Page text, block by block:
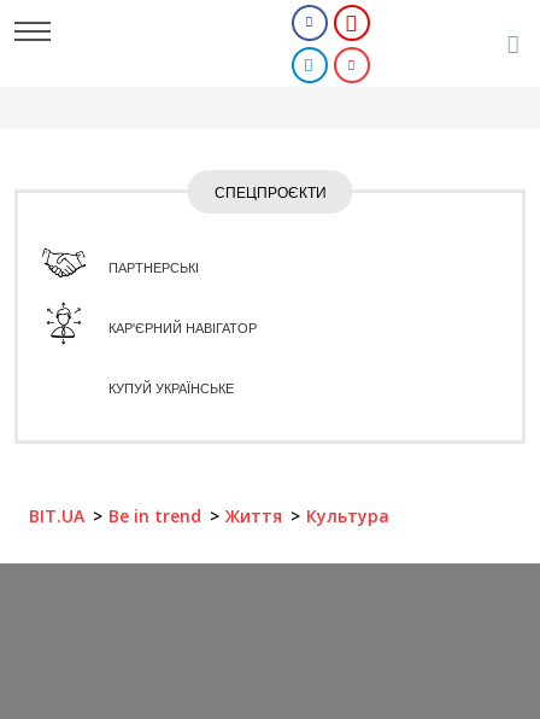
СПЕЦПРОЄКТИ
ПАРТНЕРСЬКІ
КАР'ЄРНИЙ НАВІГАТОР
КУПУЙ УКРАЇНСЬКЕ
BIT.UA Be in trend Життя Культура